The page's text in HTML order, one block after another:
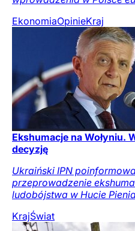
EkonomiaOpinieKraj
Ekshumacje na Wołyniu.
decyzję
Ukraiński IPN
przeprowadzenie
ludobójstwa w Hucie
KrajŚwiat